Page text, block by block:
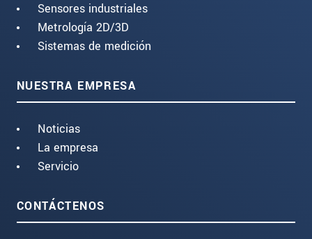
Sensores industriales
Metrología 2D/3D
Sistemas de medición
NUESTRA EMPRESA
Noticias
La empresa
Servicio
CONTÁCTENOS